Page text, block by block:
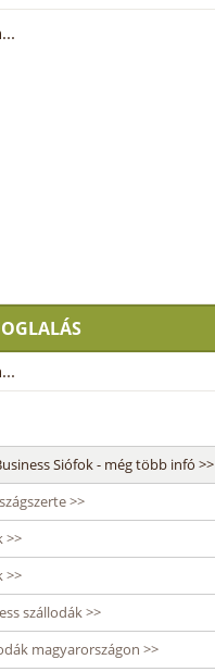
Siófok - még több infó >>
>>
>>
>>
szállodák >>
magyarországon >>